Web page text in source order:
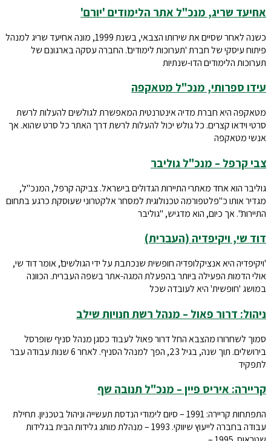
אחיעד שריג, מנכ"ל אתר הלימודים 'יורם'
כשנה לאחר שסיים את שירותו הצבאי, בשנת 1999, מונה אחיעד שריג למנהל
פיתוח עיסקי של חברת 'תערוכות לימודים'. החברה עסקה בארגונם של
תערוכות הלימודים הדו-שנתיות
עידו ספרותי, מנכ"ל מטאקפה
מטאקפה היא חברת מדיה אינטרנטית המאפשרת לגולשים להעלות לרשת
סרטי וידאו קצרים. כל גולש יכול להעלות לרשת דרך האתר כל סרט שהוא. אך
אנשי מטאקפה
צבי קרפל – מנכ"ל גוליבר
גוליבר הוא אחד מאתרי התיירות הגדולים בישראל. צביקה קרפל, המנכ"ל,
מגדיר אותו כ"פלטפורמה טכנולוגית למסחר אלקטרוני שעוסקת כרגע בתחום
התיירות". אך כיום, הוא מדגיש, "גוליבר
דוד שי, ויקיפדיה (העברית)
'ויקיפדיה היא אנציקלופדיה חופשית שנכתבת על ידי הגולשים', אומר דוד שי,
אולי הדמות הפעילה ביותר בהפעלת המגה-אתר בשפה העברית. הכוונה
במושג 'חופשית' היא לעובדה שכל
ניהול: דרור פאול – מנהל רשת חנויות שילב
סמוך לשחרורו מהצבא החל דרור פאול לעבוד כסגן מנהל סניף שופרסל
בירושלים. תוך שנה, בגיל 23, הפך למנהל הסניף. לאחר 6 שנות עבודה עבר
לתפקיד
קריירה: איריס פיין – מנכ"ל תנובה שף
התפתחות קריירה: 1991 – סיום לימודי הנדסת תעשייה וניהול בטכניון. תחילת
עבודה בחברה לייעוץ שיווקי. 1993 – מנהלת מותג גלידות הבית בגלידות